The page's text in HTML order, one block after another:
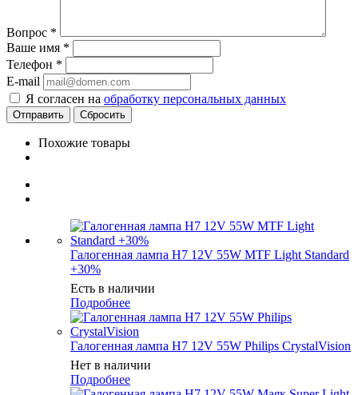
Вопрос *
Ваше имя *
Телефон *
E-mail
Я согласен на обработку персональных данных
Сбросить
Похожие товары
Галогенная лампа H7 12V 55W MTF Light Standard
+30%
Есть в наличии
Подробнее
Галогенная лампа H7 12V 55W Philips CrystalVision
Нет в наличии
Подробнее